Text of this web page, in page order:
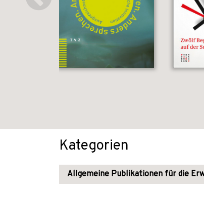
Kategorien
Allgemeine Publikationen für die